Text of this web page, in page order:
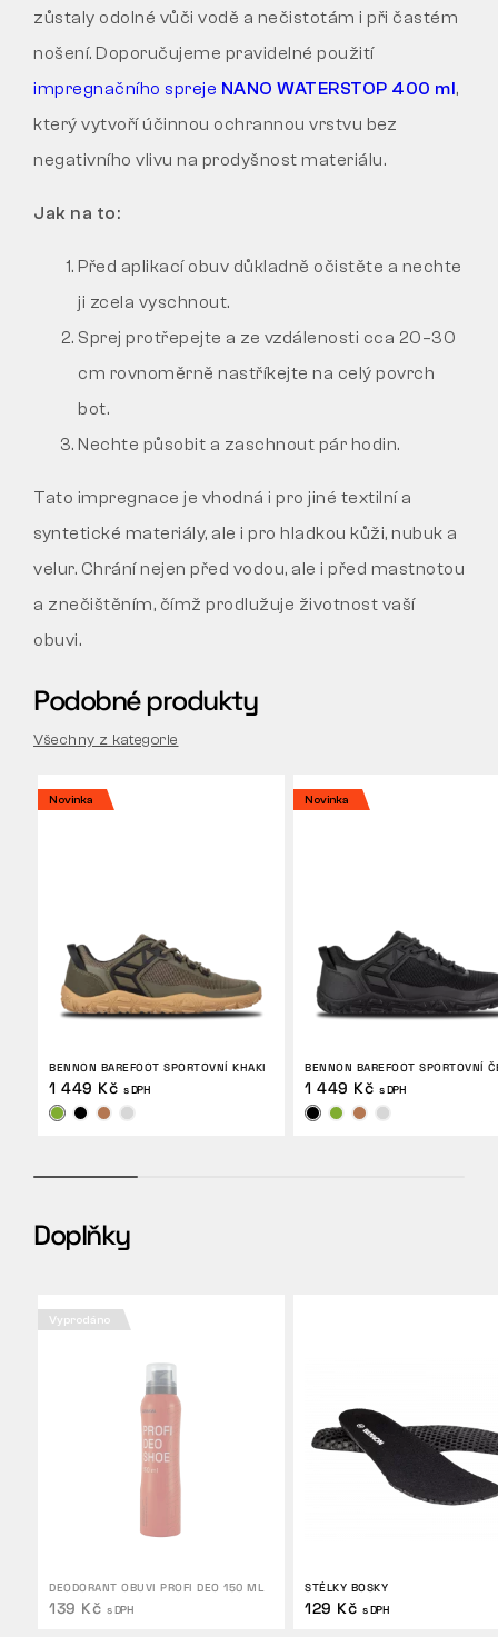
zůstaly odolné vůči vodě a nečistotám i při častém
nošení. Doporučujeme pravidelné použití
impregnačního spreje NANO WATERSTOP 400 ml,
který vytvoří účinnou ochrannou vrstvu bez
negativního vlivu na prodyšnost materiálu.
Jak na to:
Před aplikací obuv důkladně očistěte a nechte
ji zcela vyschnout.
Sprej protřepejte a ze vzdálenosti cca 20–30
cm rovnoměrně nastříkejte na celý povrch
bot.
Nechte působit a zaschnout pár hodin.
Tato impregnace je vhodná i pro jiné textilní a
syntetické materiály, ale i pro hladkou kůži, nubuk a
velur. Chrání nejen před vodou, ale i před mastnotou
a znečištěním, čímž prodlužuje životnost vaší
obuvi.
Podobné produkty
Všechny z kategorie
Novinka
BENNON BAREFOOT SPORTOVNÍ KHAKI
1 449 Kč s DPH
Novinka
BENNON BAREFOOT SPORTOVNÍ
1 449 Kč s DPH
Doplňky
Vyprodáno
DEODORANT OBUVI PROFI DEO 150 ML
139 Kč s DPH
STÉLKY BOSKY
129 Kč s DPH